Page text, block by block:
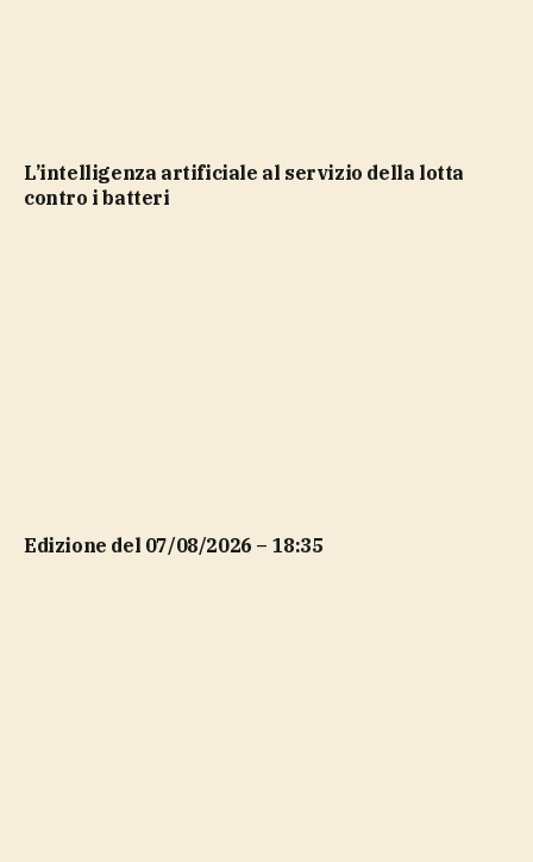
L’intelligenza artificiale al servizio della lotta
contro i batteri
Edizione del 07/08/2026 – 18:35